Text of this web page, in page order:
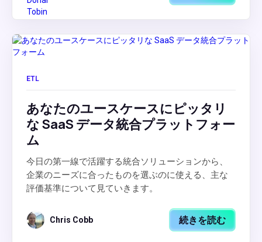
ETL
あなたのユースケースにピッタリ
な SaaS データ統合プラットフォー
ム
今日の第一線で活躍する統合ソリューションから、
企業のニーズに合ったものを選ぶのに使える、主な
評価基準について見ていきます。
Chris Cobb 続きを読む